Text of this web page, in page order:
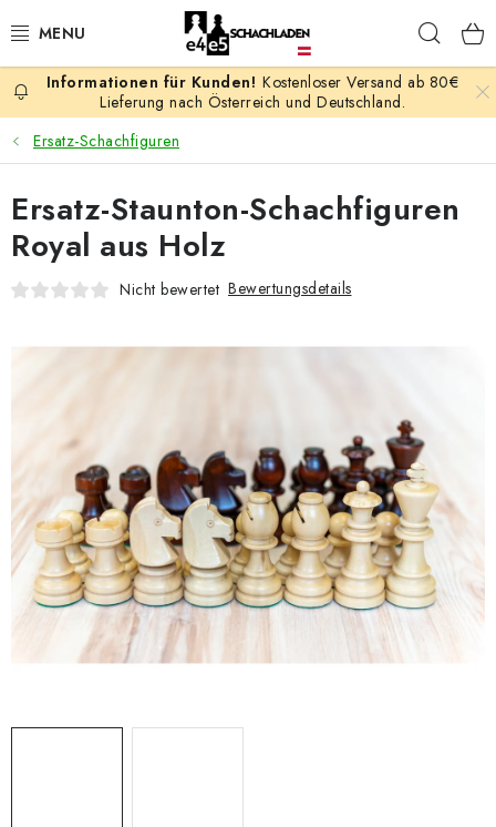
Inhalt
AKTION
SCHACHSPIELE
SCHACHFIGUREN
SCHACHBRETTER
SCHACH-ANTIQUITÄTENLADEN
SCHACH ONLINE
SCHACH-MERCH
SCHACH GESCHENKE
GESCHÄFTSBEDINGUNGEN
KONTAKT
Kostenloser Versand ab 80€
Lieferung nach Österreich und Deutschland.
Ersatz-Schachfiguren
Ersatz-Staunton-Schachfiguren
Royal aus Holz
Nicht bewertet Bewertungsdetails